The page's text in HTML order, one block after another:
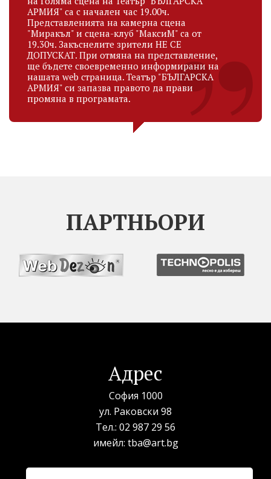
АРМИЯ" са с начален час 19.00ч.
Представленията на камерна сцена
"Миракъл" и сцена-клуб "МаксиМ" са от
19.30ч. Закъснелите зрители НЕ СЕ
ДОПУСКАТ. При отмяна на представление,
ще бъдете своевременно информирани на
нашата web страница. Театър "БЪЛГАРСКА
АРМИЯ" си запазва правото да прави
промяна в програмата.
ПАРТНЬОРИ
Адрес
София 1000
ул. Раковски 98
Тел.: 02 987 29 56
имейл: tba@art.bg